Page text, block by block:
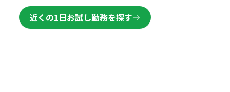
近くの1日お試し勤務を探す